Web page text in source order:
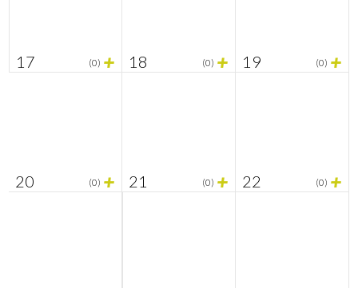
17 (0) + 18 (0) + 19 (0) +
20 (0) + 21 (0) + 22 (0) +